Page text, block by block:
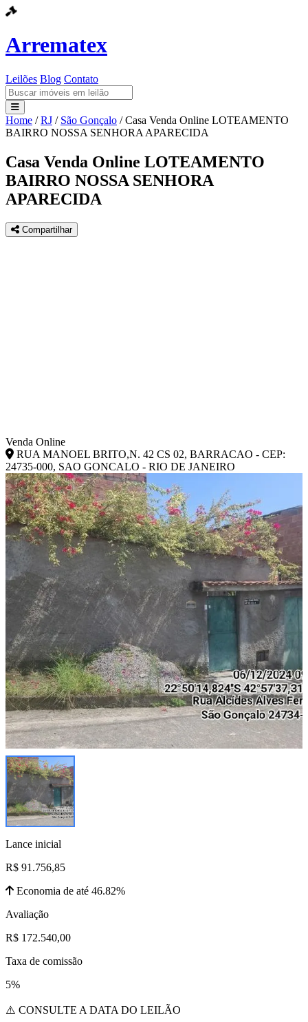
Arrematex
Leilões Blog Contato
Leilões
Blog
Contato
Home / RJ / São Gonçalo / Casa Venda Online LOTEAMENTO
BAIRRO NOSSA SENHORA APARECIDA
Casa Venda Online LOTEAMENTO
BAIRRO NOSSA SENHORA
APARECIDA
Compartilhar
Venda Online
RUA MANOEL BRITO,N. 42 CS 02, BARRACAO - CEP:
24735-000, SAO GONCALO - RIO DE JANEIRO
Lance inicial
R$ 91.756,85
Economia de até 46.82%
Avaliação
R$ 172.540,00
Taxa de comissão
5%
⚠️ CONSULTE A DATA DO LEILÃO